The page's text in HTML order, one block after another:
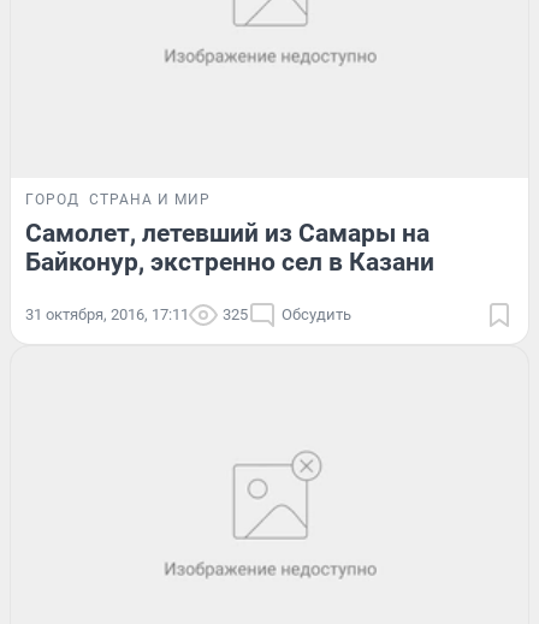
ГОРОД СТРАНА И МИР
Самолет, летевший из Самары на
Байконур, экстренно сел в Казани
31 октября, 2016, 17:11 325 Обсудить